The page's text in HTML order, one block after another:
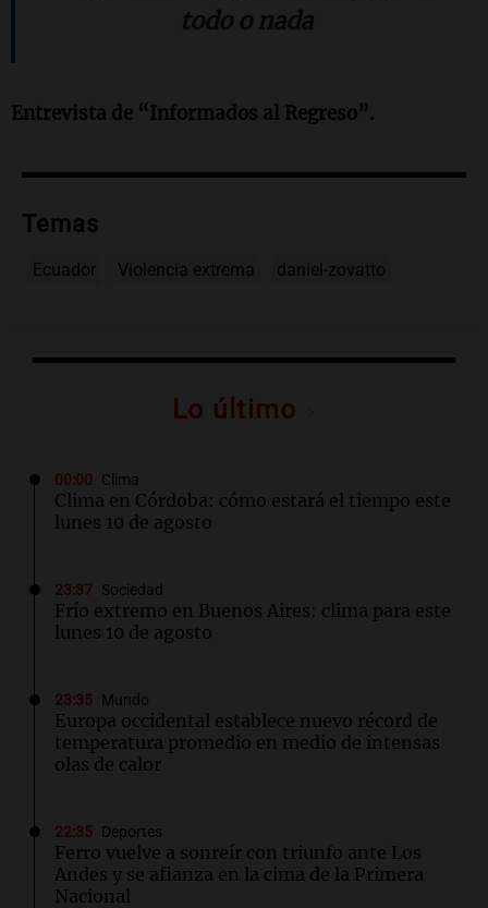
todo o nada
Entrevista de “Informados al Regreso”.
Temas
Ecuador Violencia extrema daniel-zovatto
Lo último
00:00 Clima
Clima en Córdoba: cómo estará el tiempo este
lunes 10 de agosto
23:37 Sociedad
Frío extremo en Buenos Aires: clima para este
lunes 10 de agosto
23:35 Mundo
Europa occidental establece nuevo récord de
temperatura promedio en medio de intensas
olas de calor
22:35 Deportes
Ferro vuelve a sonreír con triunfo ante Los
Andes y se afianza en la cima de la Primera
Nacional